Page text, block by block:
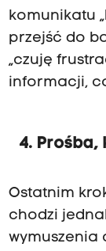
komunikatu
przejść do
„czuję
informacji,
4.
Ostatnim
chodzi
wymuszenia